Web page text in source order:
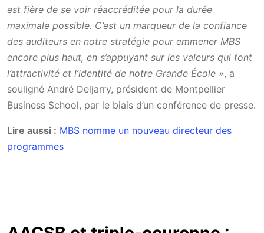
est fière de se voir réaccréditée pour la durée
maximale possible. C’est un marqueur de la confiance
des auditeurs en notre stratégie pour emmener MBS
encore plus haut, en s’appuyant sur les valeurs qui font
l’attractivité et l’identité de notre Grande École », a
souligné André Deljarry, président de Montpellier
Business School, par le biais d’un conférence de presse.
Lire aussi : MBS nomme un nouveau directeur des
programmes